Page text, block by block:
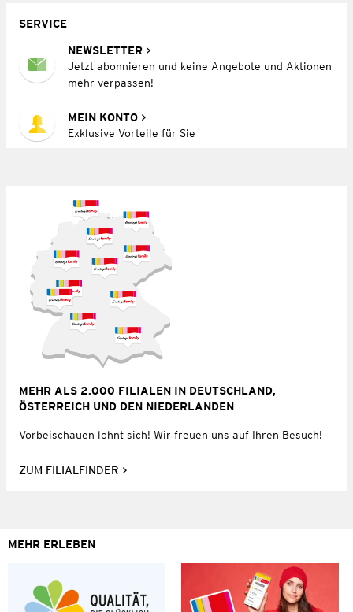
SERVICE
NEWSLETTER
Jetzt abonnieren und keine Angebote und Aktionen
mehr verpassen!
MEIN KONTO
Exklusive Vorteile für Sie
MEHR ALS 2.000 FILIALEN IN DEUTSCHLAND,
ÖSTERREICH UND DEN NIEDERLANDEN
Vorbeischauen lohnt sich! Wir freuen uns auf Ihren Besuch!
ZUM FILIALFINDER
MEHR ERLEBEN